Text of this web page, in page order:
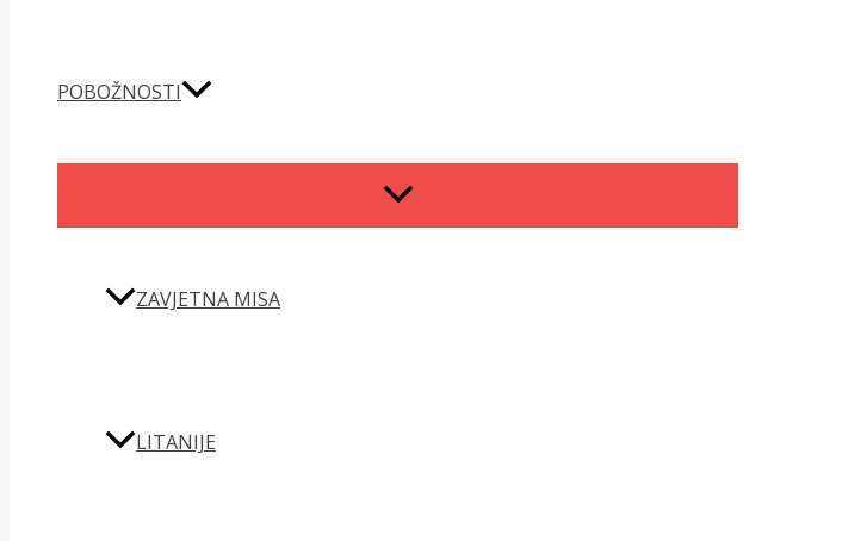
POBOŽNOSTI
MENU
TOGGLE
ZAVJETNA MISA
LITANIJE